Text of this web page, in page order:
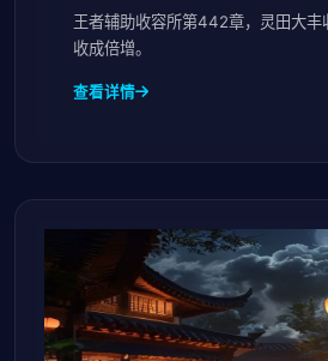
王者辅助收容所第442章，灵田大丰
收成倍增。
查看详情